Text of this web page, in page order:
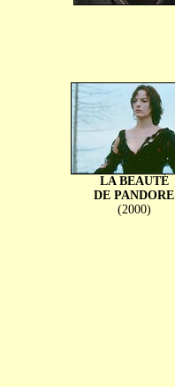
LA BEAUTÉ
DE PANDORE
(2000)